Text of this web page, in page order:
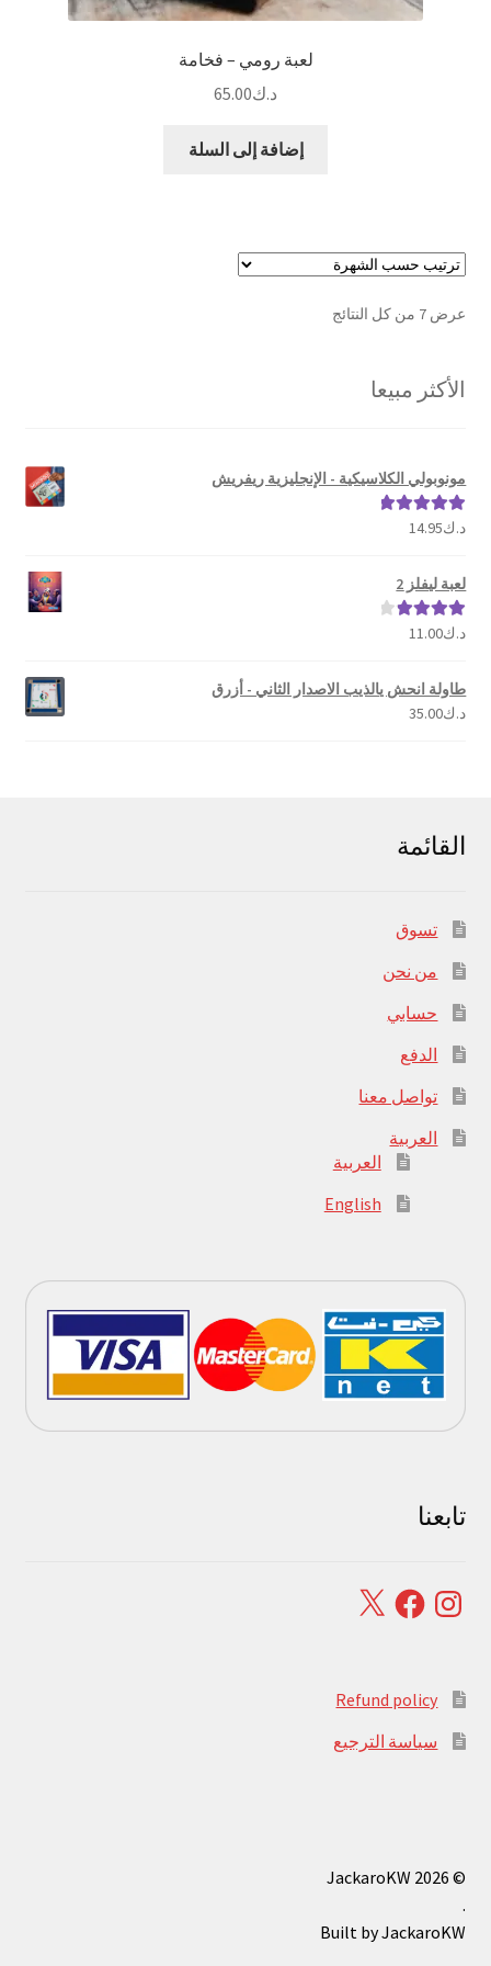
لعبة رومي – فخامة
د.ك65.00
إضافة إلى السلة
عرض ⁦7⁩ من كل النتائج
تم
الأكثر مبيعا
مونوبولي الكلاسيكية - الإنجليزية ريفريش
تم التقييم
د.ك14.95
لعبة ليفلز 2
تم التقييم
د.ك11.00
طاولة انحش يالذيب الاصدار الثاني - أزرق
د.ك35.00
القائمة
تسوق
من نحن
حسابي
الدفع
تواصل معنا
العربية
العربية
English
تابعنا
Instagram
Facebook
X
Refund policy
سياسة الترجيع
© JackaroKW 2026
.